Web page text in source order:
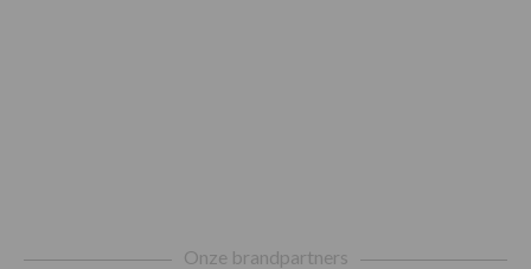
Onze brandpartners